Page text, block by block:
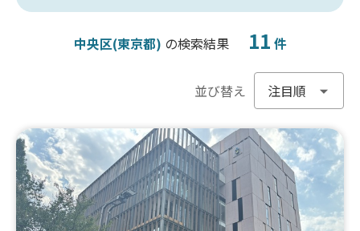
中央区(東京都) の検索結果 11 件
並び替え